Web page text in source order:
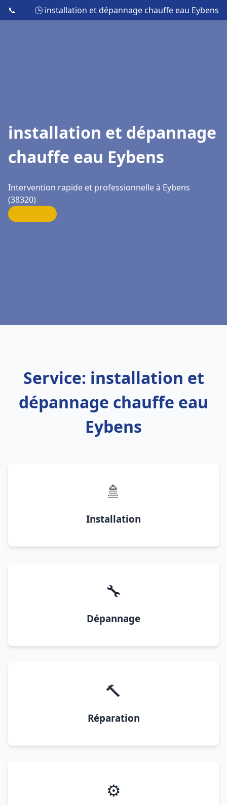
📞 🕒 installation et dépannage chauffe eau Eybens
installation et dépannage
chauffe eau Eybens
Intervention rapide et professionnelle à Eybens
(38320)
Service: installation et
dépannage chauffe eau
Eybens
🚿
Installation
🔧
Dépannage
🔨
Réparation
⚙️